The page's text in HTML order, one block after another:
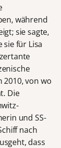
während
sie sagte,
sie für Lisa
2010, von wo
Die
und SS-
nach
dass